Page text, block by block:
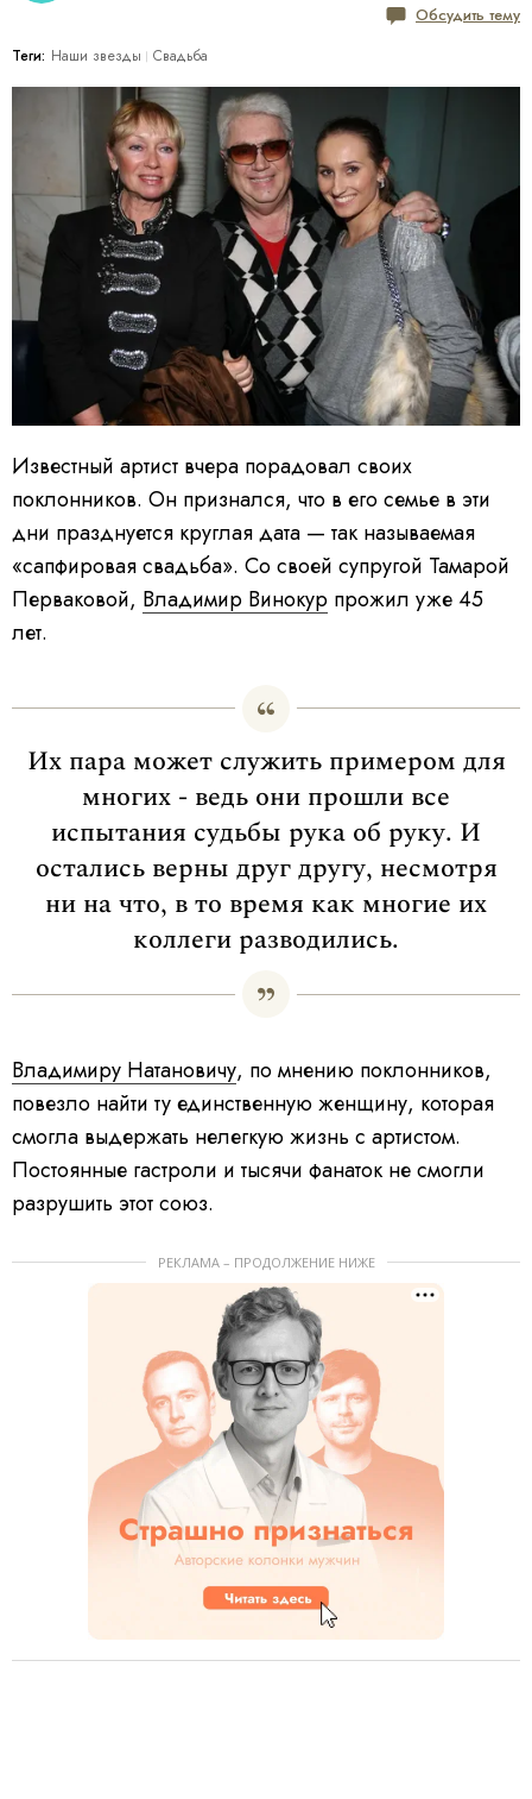
Обсудить тему
Теги: Наши звезды Свадьба
Известный артист вчера порадовал своих
поклонников. Он признался, что в его семье в эти
дни празднуется круглая дата — так называемая
«сапфировая свадьба». Со своей супругой Тамарой
Перваковой, Владимир Винокур прожил уже 45
лет.
Их пара может служить примером для
многих - ведь они прошли все
испытания судьбы рука об руку. И
остались верны друг другу, несмотря
ни на что, в то время как многие их
коллеги разводились.
Владимиру Натановичу, по мнению поклонников,
повезло найти ту единственную женщину, которая
смогла выдержать нелегкую жизнь с артистом.
Постоянные гастроли и тысячи фанаток не смогли
разрушить этот союз.
РЕКЛАМА – ПРОДОЛЖЕНИЕ НИЖЕ